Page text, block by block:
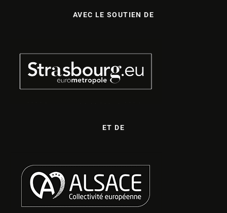
AVEC LE SOUTIEN DE
ET DE